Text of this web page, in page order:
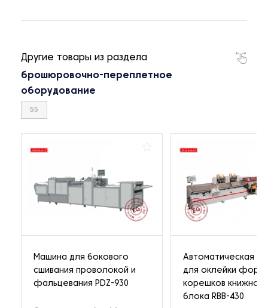
Другие товары из раздела
брошюровочно-переплетное
оборудование
55
Машина для бокового
сшивания проволокой и
фальцевания PDZ-930
Автоматическая
для оклейки
корешков книжного
блока RBB-430